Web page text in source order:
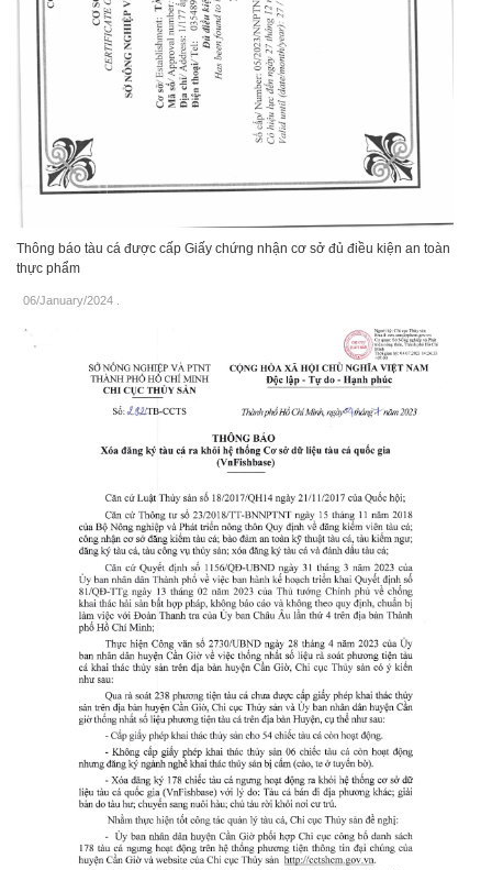
Thông báo tàu cá được cấp Giấy chứng nhận cơ sở đủ điều kiện an toàn
thực phẩm
06/January/2024